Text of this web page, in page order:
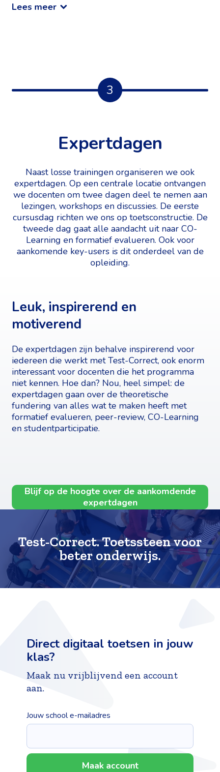
Lees meer
3
Expertdagen
Naast losse trainingen organiseren we ook
expertdagen. Op een centrale locatie ontvangen
we docenten om twee dagen deel te nemen aan
lezingen, workshops en discussies. De eerste
cursusdag richten we ons op toetsconstructie. De
tweede dag gaat alle aandacht uit naar CO-
Learning en formatief evalueren. Ook voor
aankomende key-users is dit onderdeel van de
opleiding.
Leuk, inspirerend en
motiverend
De expertdagen zijn behalve inspirerend voor
iedereen die werkt met Test-Correct, ook enorm
interessant voor docenten die het programma
niet kennen. Hoe dan? Nou, heel simpel: de
expertdagen gaan over de theoretische
fundering van alles wat te maken heeft met
formatief evalueren, peer-review, CO-Learning
en studentparticipatie.
Blijf op de hoogte over de aankomdende
expertdagen
Test-Correct. Toetssteen voor
beter onderwijs.
Direct digitaal toetsen in jouw
klas?
Maak nu vrijblijvend een account
aan.
Jouw school e-mailadres
Maak account